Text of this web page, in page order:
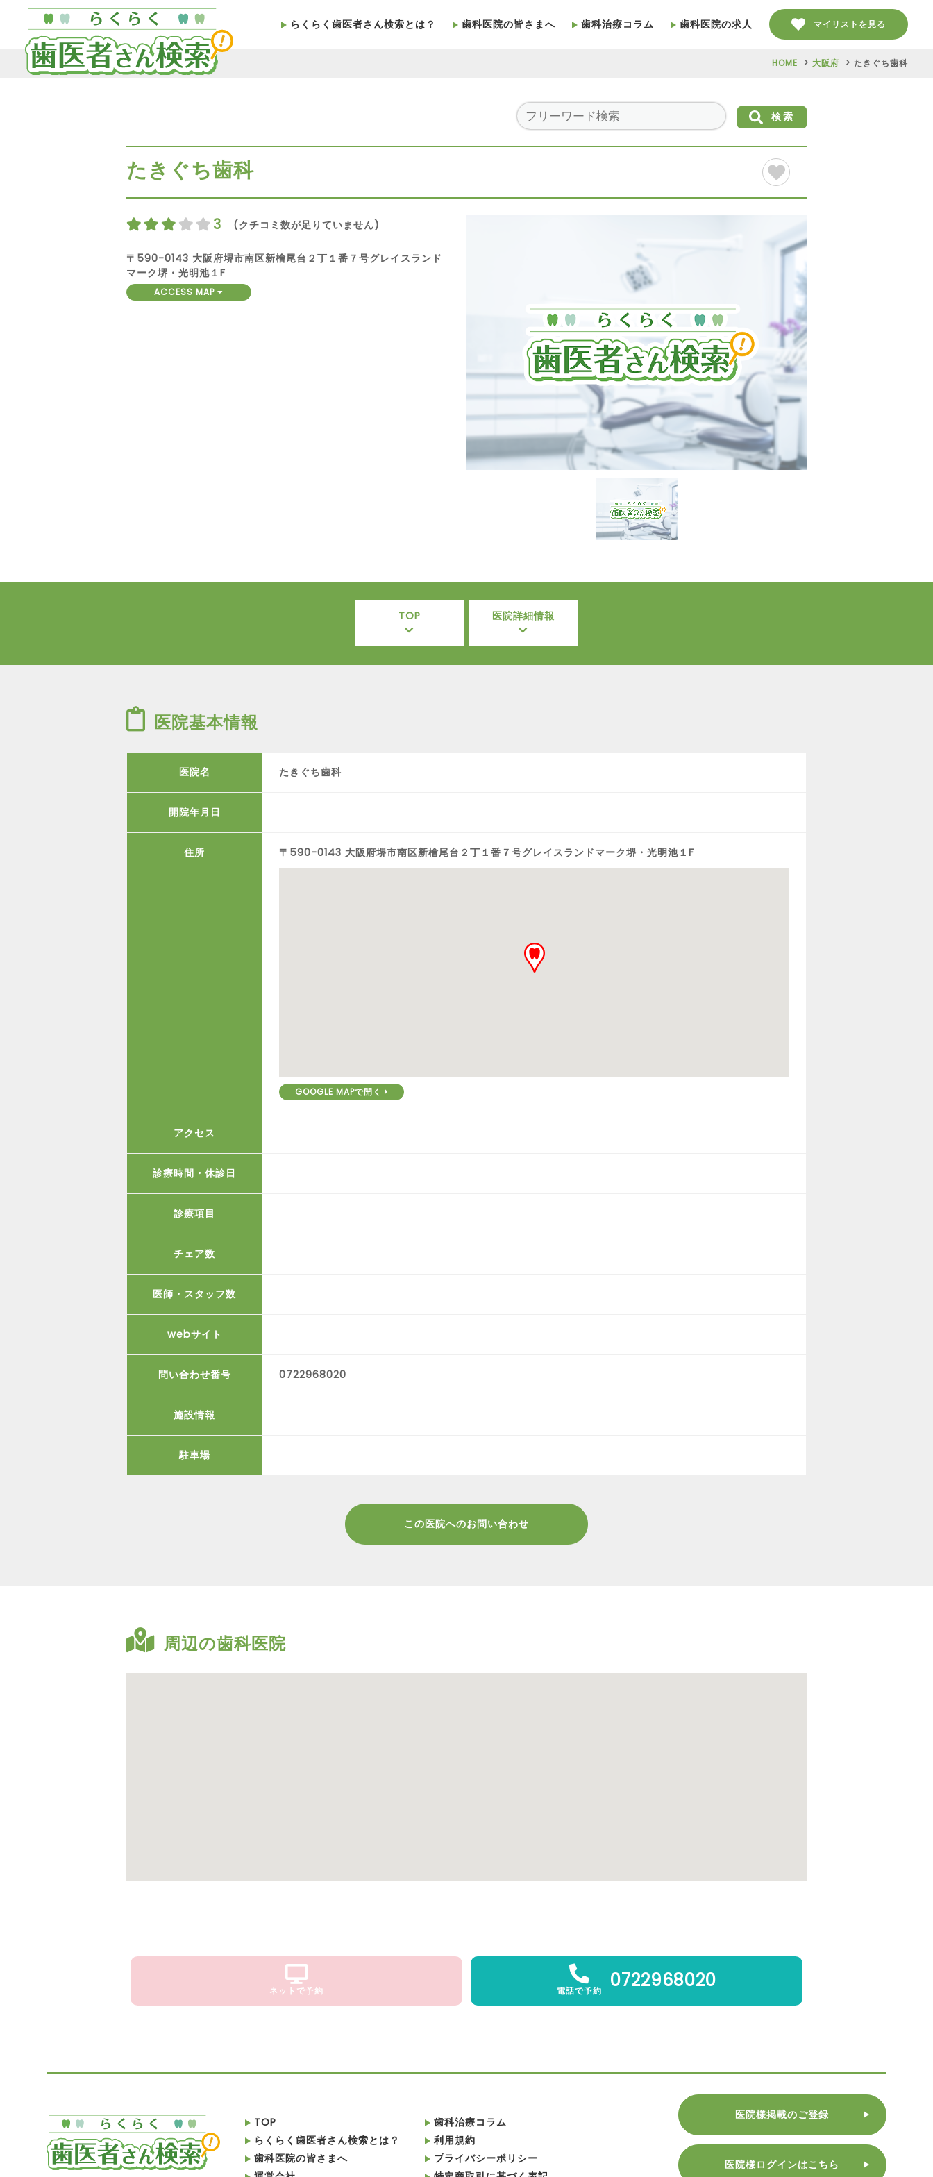
らくらく歯医者さん検索とは？ 歯科医院の皆さまへ 歯科治療コラム 歯科医院の求人 マイリストを見る
HOME 大阪府 たきぐち歯科
検索
たきぐち歯科
3 (クチコミ数が足りていません)
〒590-0143 大阪府堺市南区新檜尾台２丁１番７号グレイスランド
マーク堺・光明池１F
ACCESS MAP
TOP 医院詳細情報
医院基本情報
医院名 たきぐち歯科
開院年月日
住所 〒590-0143 大阪府堺市南区新檜尾台２丁１番７号グレイスランドマーク堺・光明池１F
GOOGLE MAPで開く
アクセス
診療時間・休診日
診療項目
チェア数
医師・スタッフ数
webサイト
問い合わせ番号 0722968020
施設情報
駐車場
この医院へのお問い合わせ
周辺の歯科医院
ネットで予約 電話で予約 0722968020
TOP
らくらく歯医者さん検索とは？
歯科医院の皆さまへ
歯科治療コラム
利用規約
プライバシーポリシー
医院様掲載のご登録
医院様ログインはこちら